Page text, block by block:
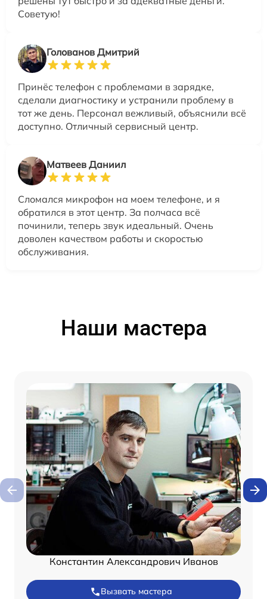
Советую!
Голованов Дмитрий
Принёс телефон с проблемами в зарядке,
сделали диагностику и устранили проблему в
тот же день. Персонал вежливый, объяснили всё
доступно. Отличный сервисный центр.
Матвеев Даниил
Сломался микрофон на моем телефоне, и я
обратился в этот центр. За полчаса всё
починили, теперь звук идеальный. Очень
доволен качеством работы и скоростью
обслуживания.
Наши мастера
Константин Александрович Иванов
Вызвать мастера